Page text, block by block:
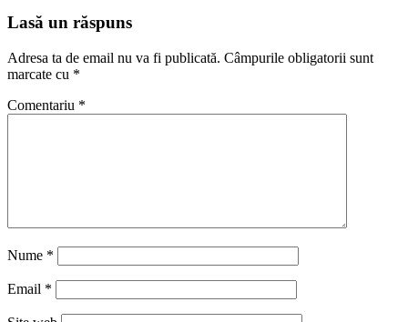
Lasă un răspuns
Adresa ta de email nu va fi publicată. Câmpurile obligatorii sunt
marcate cu *
Comentariu *
Nume *
Email *